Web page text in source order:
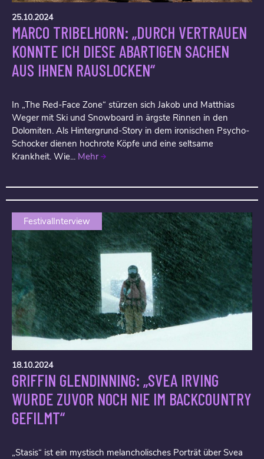
25.10.2024
MARCO TRIBELHORN: „DURCH VERTRAUEN
KONNTE ICH DIESE ABARTIGEN SACHEN
AUS IHNEN RAUSLOCKEN“
In „The Red-Face Zone“ stürzen sich Jakob und Matthias
Weger mit Ski und Snowboard in ärgste Rinnen in den
Dolomiten. Als Hintergrund-Story in dem ironischen Psycho-
Schocker dienen hochrote Köpfe und eine seltsame
Krankheit. Wie... Mehr
FestivalInterview
18.10.2024
GRIFFIN GLENDINNING: „SVEA IRVING
WURDE ZUVOR NOCH NIE IM BACKCOUNTRY
GEFILMT“
„Stasis“ ist ein mystisch melancholisches Porträt über Svea